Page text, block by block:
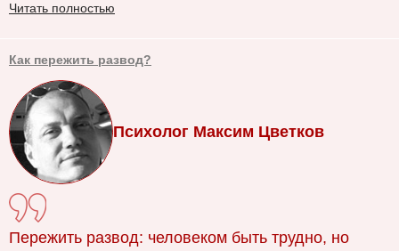
Читать полностью
Как пережить развод?
Психолог Максим Цветков
Пережить развод: человеком быть трудно, но